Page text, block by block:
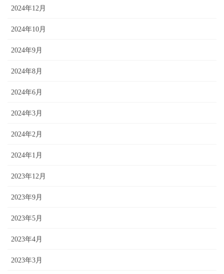
2024年12月
2024年10月
2024年9月
2024年8月
2024年6月
2024年3月
2024年2月
2024年1月
2023年12月
2023年9月
2023年5月
2023年4月
2023年3月